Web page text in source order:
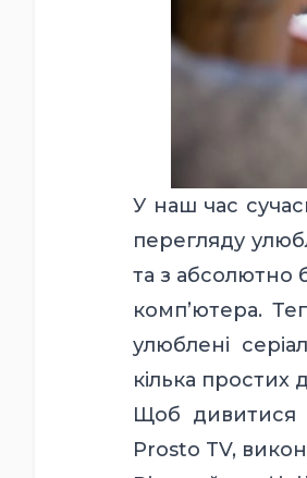
У наш час
перегляду
та з абсолютно
комп’ютера.
улюблені
кілька простих
Щоб дивитися
Prosto TV,